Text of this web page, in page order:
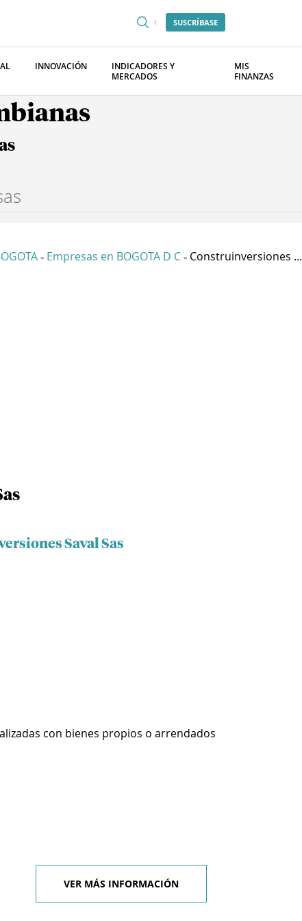
SUSCRÍBASE
INNOVACIÓN
INDICADORES Y
MERCADOS
MIS
FINANZAS
- Empresas en BOGOTA D C - Construinversiones ...
Saval Sas
con bienes propios o arrendados
VER MÁS INFORMACIÓN